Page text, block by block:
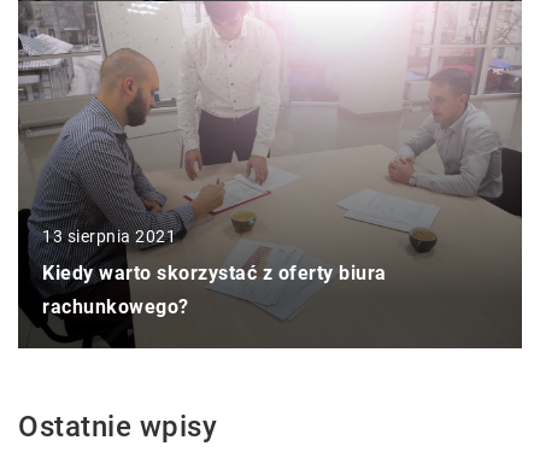
13 sierpnia 2021
Kiedy warto skorzystać z oferty biura
rachunkowego?
Ostatnie wpisy